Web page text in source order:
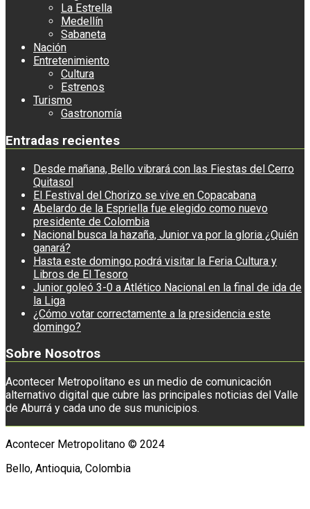
La Estrella
Medellín
Sabaneta
Nación
Entretenimiento
Cultura
Estrenos
Turismo
Gastronomía
Entradas recientes
Desde mañana, Bello vibrará con las Fiestas del Cerro
Quitasol
El Festival del Chorizo se vive en Copacabana
Abelardo de la Espriella fue elegido como nuevo
presidente de Colombia
Nacional busca la hazaña, Junior va por la gloria ¿Quién
ganará?
Hasta este domingo podrá visitar la Feria Cultura y
Libros de El Tesoro
Junior goleó 3-0 a Atlético Nacional en la final de ida de
la Liga
¿Cómo votar correctamente a la presidencia este
domingo?
Sobre Nosotros
Acontecer Metropolitano es un medio de comunicación
alternativo digital que cubre las principales noticias del Valle
de Aburrá y cada uno de sus municipios.
Acontecer Metropolitano © 2024
Bello, Antioquia, Colombia